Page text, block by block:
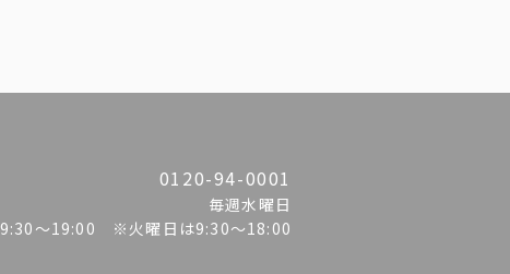
0120-94-0001
毎週水曜日
9:30〜19:00 ※火曜日は9:30～18:00